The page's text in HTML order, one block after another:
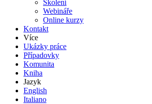
Školení
Webináře
Online kurzy
Kontakt
Více
Ukázky práce
Případovky
Komunita
Kniha
Jazyk
English
Italiano